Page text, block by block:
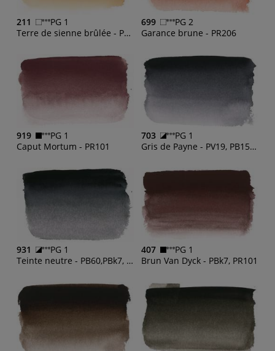
211
PG 1
Terre de sienne brûlée - PBr7
699
PG 2
Garance brune - PR206
919
PG 1
Caput Mortum - PR101
703
PG 1
Gris de Payne - PV19, PB15:1, PBk7
931
PG 1
Teinte neutre - PB60,PBk7, PR209
407
PG 1
Brun Van Dyck - PBk7, PR101